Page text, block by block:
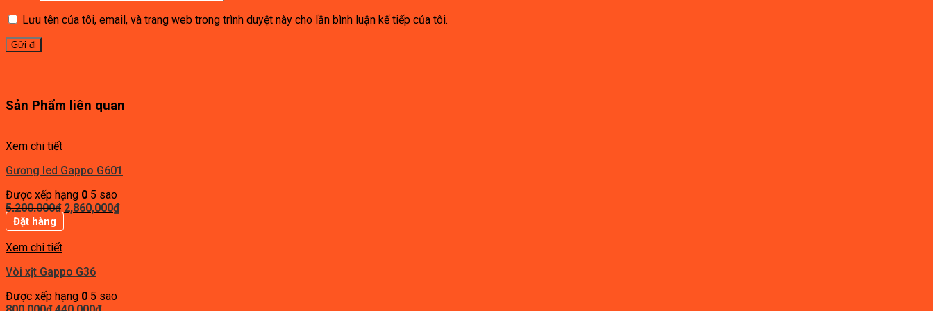
Lưu tên của tôi, email, và trang web trong trình duyệt này cho lần bình luận kế tiếp của tôi.
Sản Phẩm liên quan
Xem chi tiết
Gương led Gappo G601
Được xếp hạng 0 5 sao
5,200,000₫ Giá
là:
2,860,000₫Giá
Đặt hàng
Xem chi tiết
Vòi xịt Gappo G36
Được xếp hạng 0 5 sao